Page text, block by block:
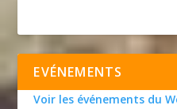
EVÉNEMENTS
Voir les événements du